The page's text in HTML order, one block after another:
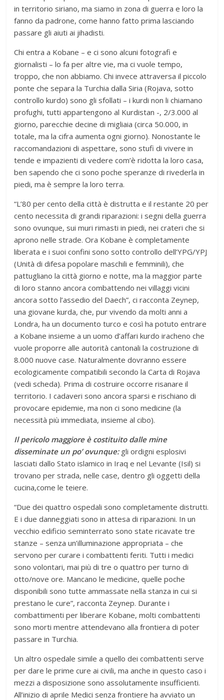
in territorio siriano, ma siamo in zona di guerra e loro la
fanno da padrone, come hanno fatto prima lasciando
passare gli aiuti ai jihadisti.
Chi entra a Kobane – e ci sono alcuni fotografi e
giornalisti – lo fa per altre vie, ma ci vuole tempo,
troppo, che non abbiamo. Chi invece attraversa il piccolo
ponte che separa la Turchia dalla Siria (Rojava, sotto
controllo kurdo) sono gli sfollati – i kurdi non li chiamano
profughi, tutti appartengono al Kurdistan -, 2/3.000 al
giorno, parecchie decine di migliaia (circa 50.000, in
totale, ma la cifra aumenta ogni giorno). Nonostante le
raccomandazioni di aspettare, sono stufi di vivere in
tende e impazienti di vedere com’è ridotta la loro casa,
ben sapendo che ci sono poche speranze di rivederla in
piedi, ma è sempre la loro terra.
“L’80 per cento della città è distrutta e il restante 20 per
cento necessita di grandi riparazioni: i segni della guerra
sono ovunque, sui muri rimasti in piedi, nei crateri che si
aprono nelle strade. Ora Kobane è completamente
liberata e i suoi confini sono sotto controllo dell’YPG/YPJ
(Unità di difesa popolare maschili e femminili), che
pattugliano la città giorno e notte, ma la maggior parte
di loro stanno ancora combattendo nei villaggi vicini
ancora sotto l’assedio del Daech”, ci racconta Zeynep,
una giovane kurda, che, pur vivendo da molti anni a
Londra, ha un documento turco e così ha potuto entrare
a Kobane insieme a un uomo d’affari kurdo iracheno che
vuole proporre alle autorità cantonali la costruzione di
8.000 nuove case. Naturalmente dovranno essere
ecologicamente compatibili secondo la Carta di Rojava
(vedi scheda). Prima di costruire occorre risanare il
territorio. I cadaveri sono ancora sparsi e rischiano di
provocare epidemie, ma non ci sono medicine (la
necessità più immediata, insieme al cibo).
Il pericolo maggiore è costituito dalle mine
disseminate un po’ ovunque: gli ordigni esplosivi
lasciati dallo Stato islamico in Iraq e nel Levante (Isil) si
trovano per strada, nelle case, dentro gli oggetti della
cucina,come le teiere.
“Due dei quattro ospedali sono completamente distrutti.
E i due danneggiati sono in attesa di riparazioni. In un
vecchio edificio seminterrato sono state ricavate tre
stanze – senza un’illuminazione appropriata – che
servono per curare i combattenti feriti. Tutti i medici
sono volontari, mai più di tre o quattro per turno di
otto/nove ore. Mancano le medicine, quelle poche
disponibili sono tutte ammassate nella stanza in cui si
prestano le cure”, racconta Zeynep. Durante i
combattimenti per liberare Kobane, molti combattenti
sono morti mentre attendevano alla frontiera di poter
passare in Turchia.
Un altro ospedale simile a quello dei combattenti serve
per dare le prime cure ai civili, ma anche in questo caso i
mezzi a disposizione sono assolutamente insufficienti.
All’inizio di aprile Medici senza frontiere ha avviato un